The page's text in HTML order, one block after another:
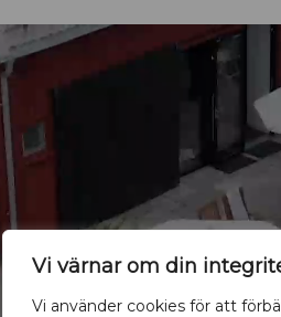
Vi värnar om din
Vi använder cookies för att